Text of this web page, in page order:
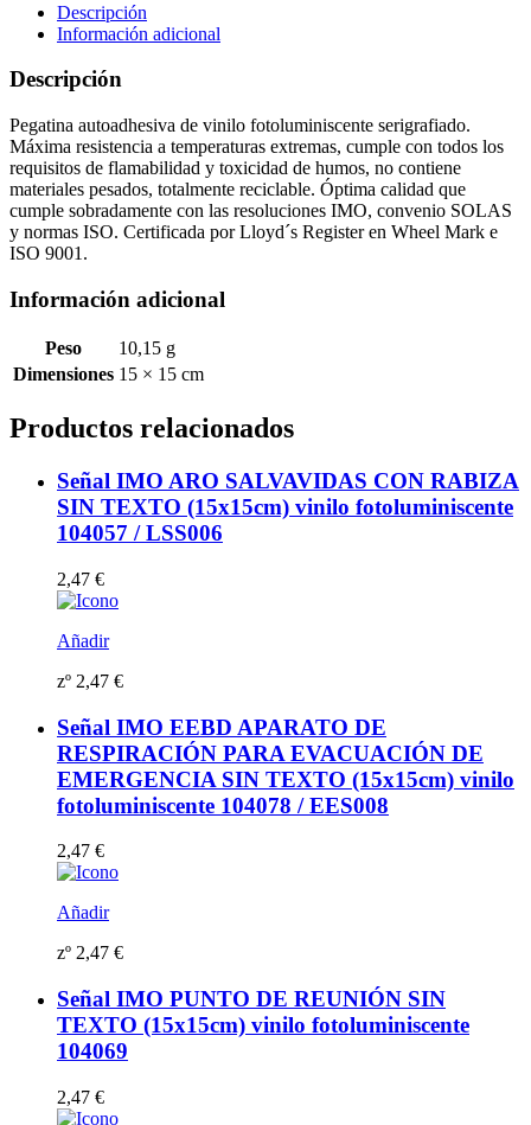
VIAJE
(15x15cm)
vinilo
fotoluminiscente
cantidad
Descripción
Información adicional
Descripción
Pegatina autoadhesiva de vinilo fotoluminiscente serigrafiado.
Máxima resistencia a temperaturas extremas, cumple con todos los
requisitos de flamabilidad y toxicidad de humos, no contiene
materiales pesados, totalmente reciclable. Óptima calidad que
cumple sobradamente con las resoluciones IMO, convenio SOLAS
y normas ISO. Certificada por Lloyd´s Register en Wheel Mark e
ISO 9001.
Información adicional
Peso
10,15 g
Dimensiones 15 × 15 cm
Productos relacionados
Señal IMO ARO SALVAVIDAS CON RABIZA
SIN TEXTO (15x15cm) vinilo fotoluminiscente
104057 / LSS006
2,47 €
Añadir
zº 2,47 €
Señal IMO EEBD APARATO DE
RESPIRACIÓN PARA EVACUACIÓN DE
EMERGENCIA SIN TEXTO (15x15cm) vinilo
fotoluminiscente 104078 / EES008
2,47 €
Añadir
zº 2,47 €
Señal IMO PUNTO DE REUNIÓN SIN
TEXTO (15x15cm) vinilo fotoluminiscente
104069
2,47 €